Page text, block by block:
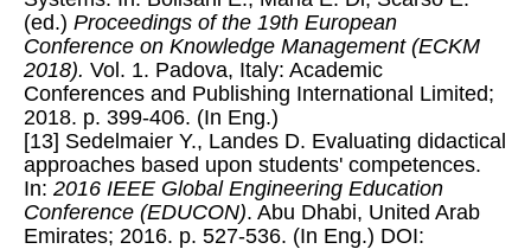
(ed.) Proceedings of the 19th European
Conference on Knowledge Management (ECKM
2018). Vol. 1. Padova, Italy: Academic
Conferences and Publishing International Limited;
2018. p. 399-406. (In Eng.)
[13] Sedelmaier Y., Landes D. Evaluating didactical
approaches based upon students' competences.
In: 2016 IEEE Global Engineering Education
Conference (EDUCON). Abu Dhabi, United Arab
Emirates; 2016. p. 527-536. (In Eng.) DOI: